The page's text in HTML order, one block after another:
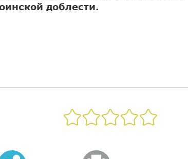
доблести.